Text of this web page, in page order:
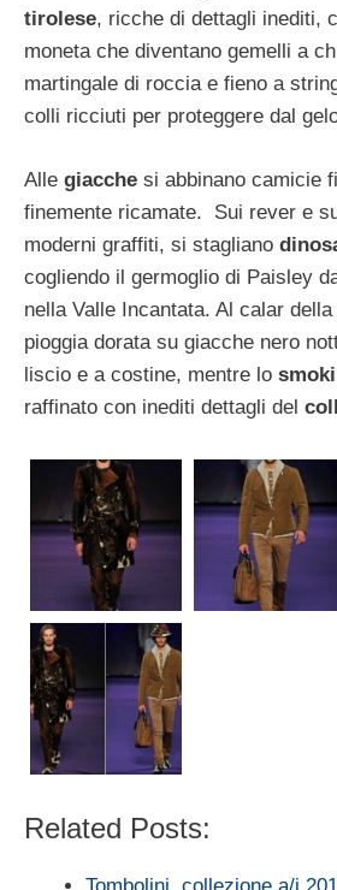
tirolese, ricche di dettagli inediti,
moneta che diventano gemelli a
martingale di roccia e fieno a
colli ricciuti per proteggere dal
Alle giacche si abbinano camicie
finemente ricamate. Sui rever e
moderni graffiti, si stagliano
cogliendo il germoglio di Paisley
nella Valle Incantata. Al calar
pioggia dorata su giacche nero
liscio e a costine, mentre lo
raffinato con inediti dettagli del
Related Posts: